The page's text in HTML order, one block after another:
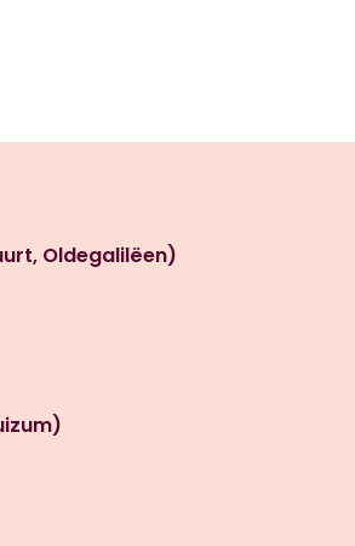
Oldegalilëen)